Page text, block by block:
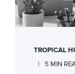
TROPICAL
5 MIN